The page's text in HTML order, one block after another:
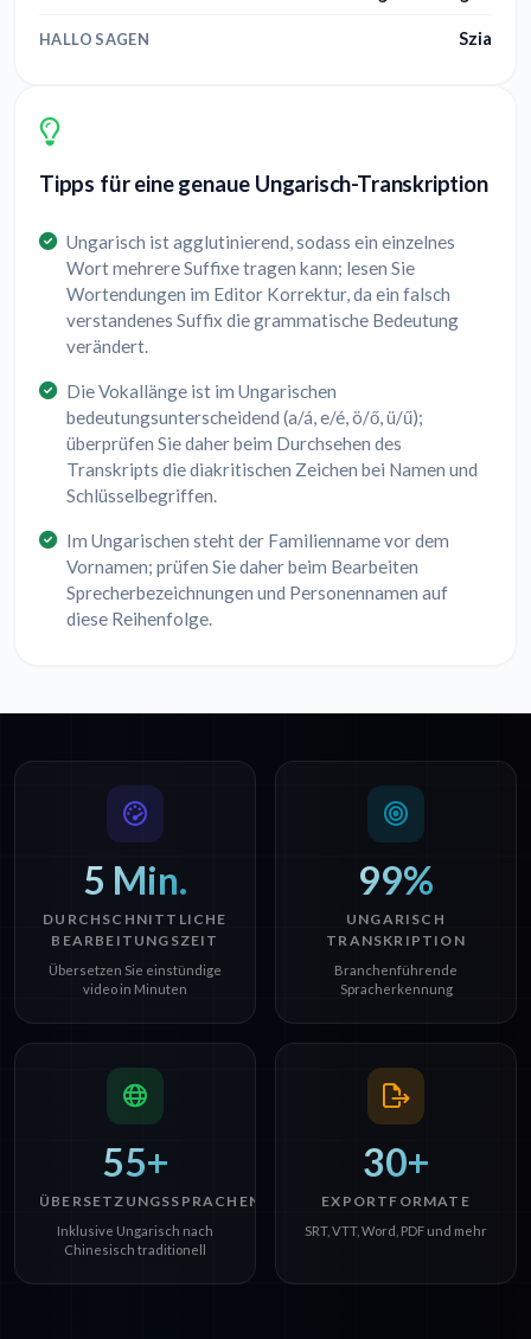
HALLO SAGEN Szia
Tipps für eine genaue Ungarisch-Transkription
Ungarisch ist agglutinierend, sodass ein einzelnes
Wort mehrere Suffixe tragen kann; lesen Sie
Wortendungen im Editor Korrektur, da ein falsch
verstandenes Suffix die grammatische Bedeutung
verändert.
Die Vokallänge ist im Ungarischen
bedeutungsunterscheidend (a/á, e/é, ö/ő, ü/ű);
überprüfen Sie daher beim Durchsehen des
Transkripts die diakritischen Zeichen bei Namen und
Schlüsselbegriffen.
Im Ungarischen steht der Familienname vor dem
Vornamen; prüfen Sie daher beim Bearbeiten
Sprecherbezeichnungen und Personennamen auf
diese Reihenfolge.
5 Min.
DURCHSCHNITTLICHE
BEARBEITUNGSZEIT
Übersetzen Sie einstündige
video in Minuten
99%
UNGARISCH
TRANSKRIPTION
Branchenführende
Spracherkennung
55+
ÜBERSETZUNGSSPRACHEN
Inklusive Ungarisch nach
Chinesisch traditionell
30+
EXPORTFORMATE
SRT, VTT, Word, PDF und mehr